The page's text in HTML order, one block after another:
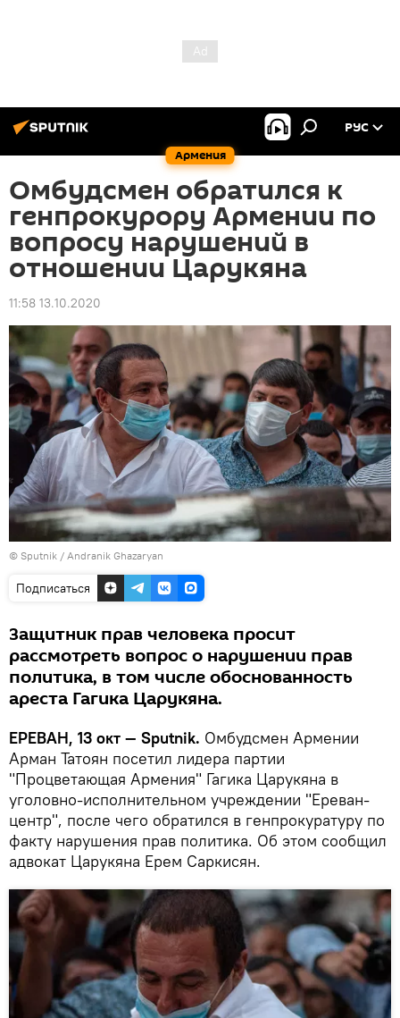
Армения
РУС
Омбудсмен обратился к
генпрокурору Армении по
вопросу нарушений в
отношении Царукяна
11:58 13.10.2020
© Sputnik / Andranik Ghazaryan
Подписаться
Защитник прав человека просит
рассмотреть вопрос о нарушении прав
политика, в том числе обоснованность
ареста Гагика Царукяна.
ЕРЕВАН, 13 окт — Sputnik. Омбудсмен Армении
Арман Татоян посетил лидера партии
"Процветающая Армения" Гагика Царукяна в
уголовно-исполнительном учреждении "Ереван-
центр", после чего обратился в генпрокуратуру по
факту нарушения прав политика. Об этом сообщил
адвокат Царукяна Ерем Саркисян.